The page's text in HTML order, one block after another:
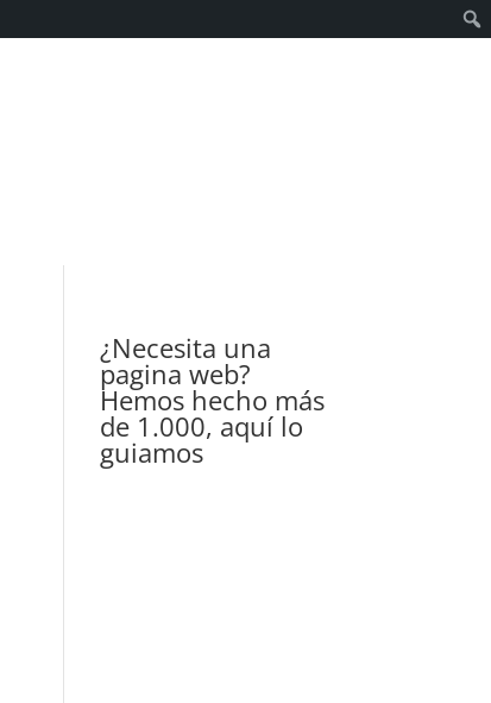
¿Necesita una
pagina web?
Hemos hecho más
de 1.000, aquí lo
guiamos